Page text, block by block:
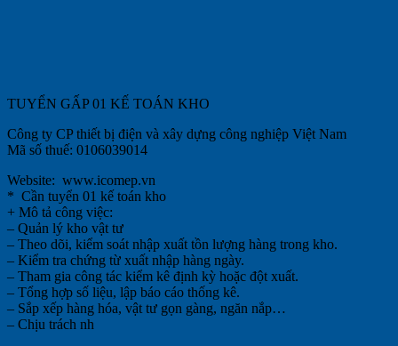
TUYỂN GẤP 01 KẾ TOÁN KHO
Công ty CP thiết bị điện và xây dựng công nghiệp Việt Nam
Mã số thuế: 0106039014
Website: www.icomep.vn
* Cần tuyển 01 kế toán kho
+ Mô tả công việc:
– Quản lý kho vật tư
– Theo dõi, kiểm soát nhập xuất tồn lượng hàng trong kho.
– Kiểm tra chứng từ xuất nhập hàng ngày.
– Tham gia công tác kiểm kê định kỳ hoặc đột xuất.
– Tổng hợp số liệu, lập báo cáo thống kê.
– Sắp xếp hàng hóa, vật tư gọn gàng, ngăn nắp…
– Chịu trách nh